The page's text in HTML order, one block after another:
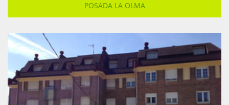
POSADA LA OLMA